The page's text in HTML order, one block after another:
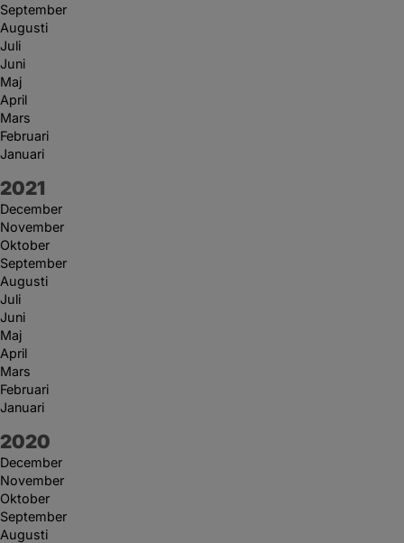
September
Augusti
Juli
Juni
Maj
April
Mars
Februari
Januari
År:
2021
December
November
Oktober
September
Augusti
Juli
Juni
Maj
April
Mars
Februari
Januari
År:
2020
December
November
Oktober
September
Augusti